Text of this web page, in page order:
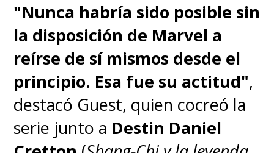
"Nunca habría sido posible sin
la disposición de Marvel a
reírse de sí mismos desde el
principio. Esa fue su actitud",
destacó Guest, quien cocreó la
serie junto a Destin Daniel